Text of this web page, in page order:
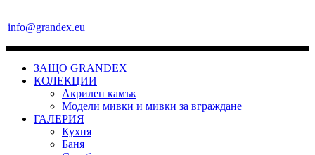
info@grandex.eu
ЗАЩО GRANDEX
КОЛЕКЦИИ
Акрилен камък
Модели мивки и мивки за вграждане
ГАЛЕРИЯ
Кухня
Баня